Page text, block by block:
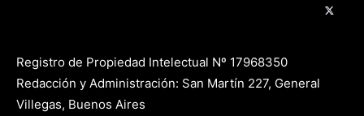
Registro de Propiedad Intelectual Nº 17968350
Redacción y Administración: San Martín 227, General
Villegas, Buenos Aires